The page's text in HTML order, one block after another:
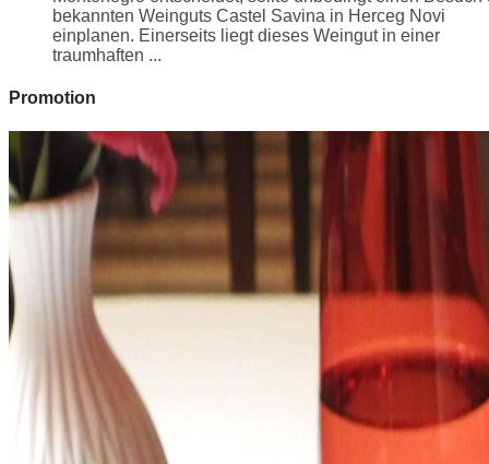
bekannten Weinguts Castel Savina in Herceg Novi
einplanen. Einerseits liegt dieses Weingut in einer
traumhaften ...
Promotion